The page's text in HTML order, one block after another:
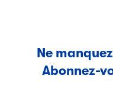
Ne
Abonnez-